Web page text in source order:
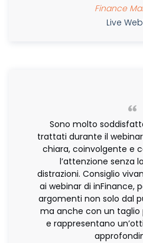
Finance
Live
Sono molto
trattati durante il
chiara, coinvolgente e
l’attenzione senza
distrazioni. Consiglio
ai webinar di inFinance,
argomenti non solo dal
ma anche con un
e rappresentano